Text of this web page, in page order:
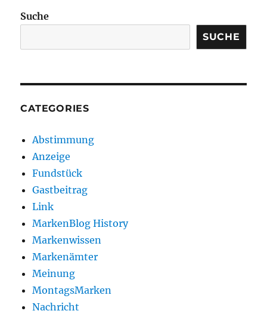
Suche
SUCHE
CATEGORIES
Abstimmung
Anzeige
Fundstück
Gastbeitrag
Link
MarkenBlog History
Markenwissen
Markenämter
Meinung
MontagsMarken
Nachricht